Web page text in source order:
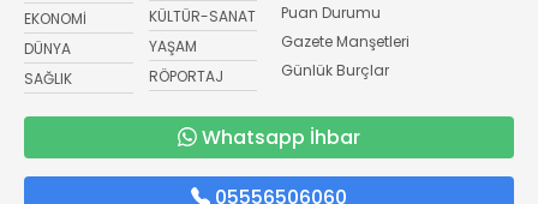
EKONOMİ
DÜNYA
SAĞLIK
KÜLTÜR-SANAT
YAŞAM
RÖPORTAJ
Puan Durumu
Gazete Manşetleri
Günlük Burçlar
Whatsapp İhbar
05556506060